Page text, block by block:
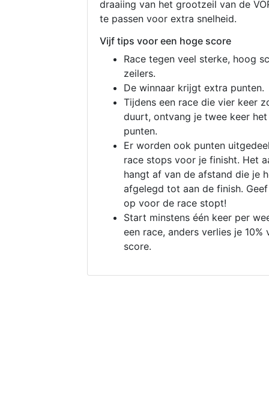
draaiing van het grootzeil van de
te passen voor extra snelheid.
Vijf tips voor een hoge score
Race tegen veel sterke, hoog
zeilers.
De winnaar krijgt extra punten.
Tijdens een race die vier keer
duurt, ontvang je twee keer
punten.
Er worden ook punten
race stops voor je finisht. Het
hangt af van de afstand die je
afgelegd tot aan de finish.
op voor de race stopt!
Start minstens één keer per
een race, anders verlies je 10%
score.